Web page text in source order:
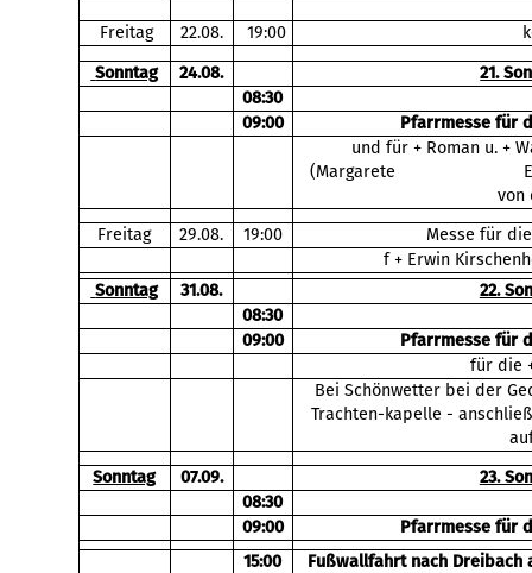
Freitag 22.08. 19:00
Sonntag
24.08.
21.
08:30
09:00
Pfarrmesse für
und für + Roman u. +
(Margarete
von
Freitag
29.08. 19:00
Messe für
f + Erwin
Sonntag
31.08.
22.
08:30
09:00
Pfarrmesse für
für die
Bei Schönwetter bei der
Trachten-kapelle -
Sonntag
07.09.
23.
08:30
09:00
Pfarrmesse für
15:00
Fußwallfahrt nach Dreibach